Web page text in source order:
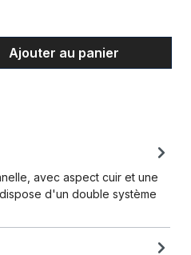
: Entrez la
Ajouter au panier
avec aspect cuir et une
d'un double système